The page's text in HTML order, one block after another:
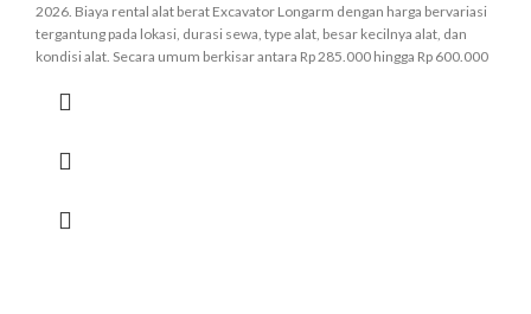
2026. Biaya rental alat berat Excavator Longarm dengan harga bervariasi
tergantung pada lokasi, durasi sewa, type alat, besar kecilnya alat, dan
kondisi alat. Secara umum berkisar antara Rp 285.000 hingga Rp 600.000